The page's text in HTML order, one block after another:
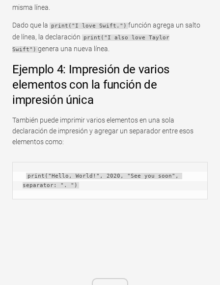
misma línea.
Dado que la print("I love Swift.") función agrega un salto
de línea, la declaración
print("I also love Taylor
Swift") genera una nueva línea.
Ejemplo 4: Impresión de varios
elementos con la función de
impresión única
También puede imprimir varios elementos en una sola
declaración de impresión y agregar un separador entre esos
elementos como:
print("Hello, World!", 2020, "See you soon",
separator: ". ")